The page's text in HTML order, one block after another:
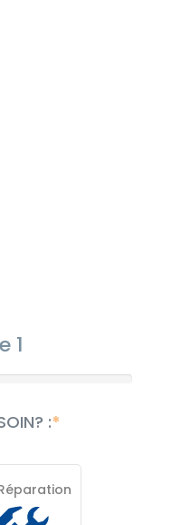
1
: